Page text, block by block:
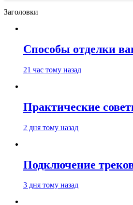
Заголовки
Способы отделки
21 час тому назад
Практические
2 дня тому назад
Подключение
3 дня тому назад